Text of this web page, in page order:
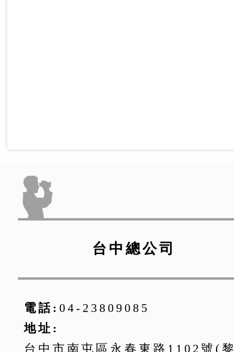
台中總公司
電話: 04-23809085
地址:
台中市南屯區永春東路1102號(黎